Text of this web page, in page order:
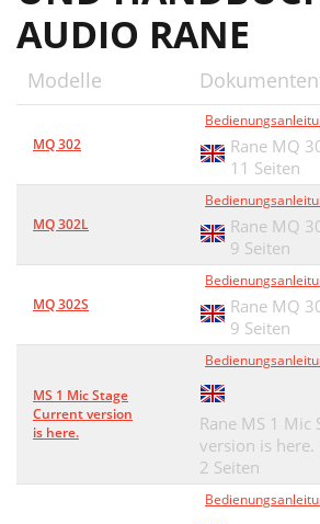
AUDIO RANE
Modelle
MQ 302
Rane MQ
11 Seiten
MQ 302L
Rane MQ
9 Seiten
MQ 302S
Rane MQ
9 Seiten
MS 1 Mic Stage
Current version
is here.
Rane MS 1 Mic
version is here.
2 Seiten